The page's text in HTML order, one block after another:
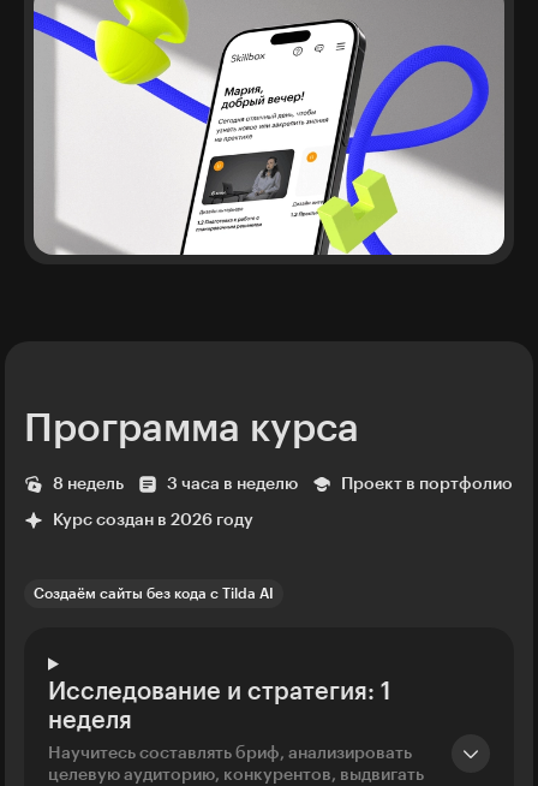
Программа курса
8 недель 3 часа в неделю Проект в портфолио
Курс создан в 2026 году
Создаём сайты без кода с Tilda AI
Исследование и стратегия: 1
неделя
Научитесь составлять бриф, анализировать
целевую аудиторию, конкурентов, выдвигать